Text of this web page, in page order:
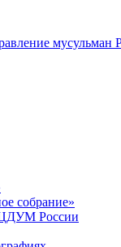
мусульман
собрание»
ЦДУМ России